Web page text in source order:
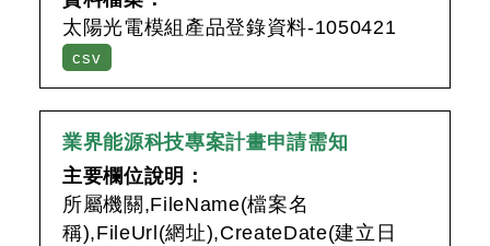
太陽光電模組產品登錄資料-1050421
csv
業界能源科技專案計畫申請需知
主要欄位說明：
所屬機關,FileName(檔案名
稱),FileUrl(網址),CreateDate(建立日